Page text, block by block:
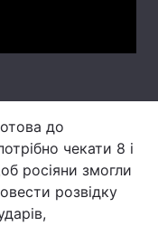
до
чекати 8 і
росіяни змогли
розвідку